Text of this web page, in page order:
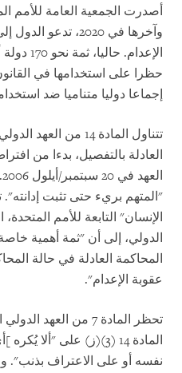
وآخرها في 2020،
حظرا على استخدامها في
إجماعا دوليا متناميا ضد
تتناول المادة 14 من
العادلة بالتفصيل، بدءا من
"المتهم بريء حتى تثبت
الإنسان" التابعة للأمم
الدولي، إلى أن "ثمة أهمية
المحاكمة العادلة في حالة
عقوبة الإعدام".
تحظر المادة 7 من
المادة 14 (3)(ز) على
نفسه أو على الاعتراف بذنب".